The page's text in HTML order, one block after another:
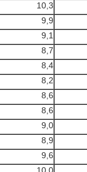
10,3
9,9
9,1
8,7
8,4
8,2
8,6
8,6
9,0
8,9
9,6